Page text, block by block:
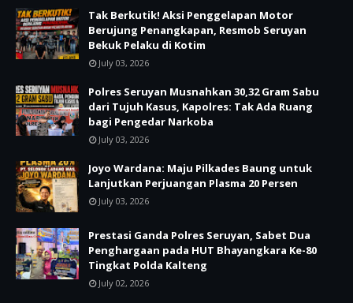
Tak Berkutik! Aksi Penggelapan Motor
Berujung Penangkapan, Resmob Seruyan
Bekuk Pelaku di Kotim
July 03, 2026
Polres Seruyan Musnahkan 30,32 Gram Sabu
dari Tujuh Kasus, Kapolres: Tak Ada Ruang
bagi Pengedar Narkoba
July 03, 2026
Joyo Wardana: Maju Pilkades Baung untuk
Lanjutkan Perjuangan Plasma 20 Persen
July 03, 2026
Prestasi Ganda Polres Seruyan, Sabet Dua
Penghargaan pada HUT Bhayangkara Ke-80
Tingkat Polda Kalteng
July 02, 2026